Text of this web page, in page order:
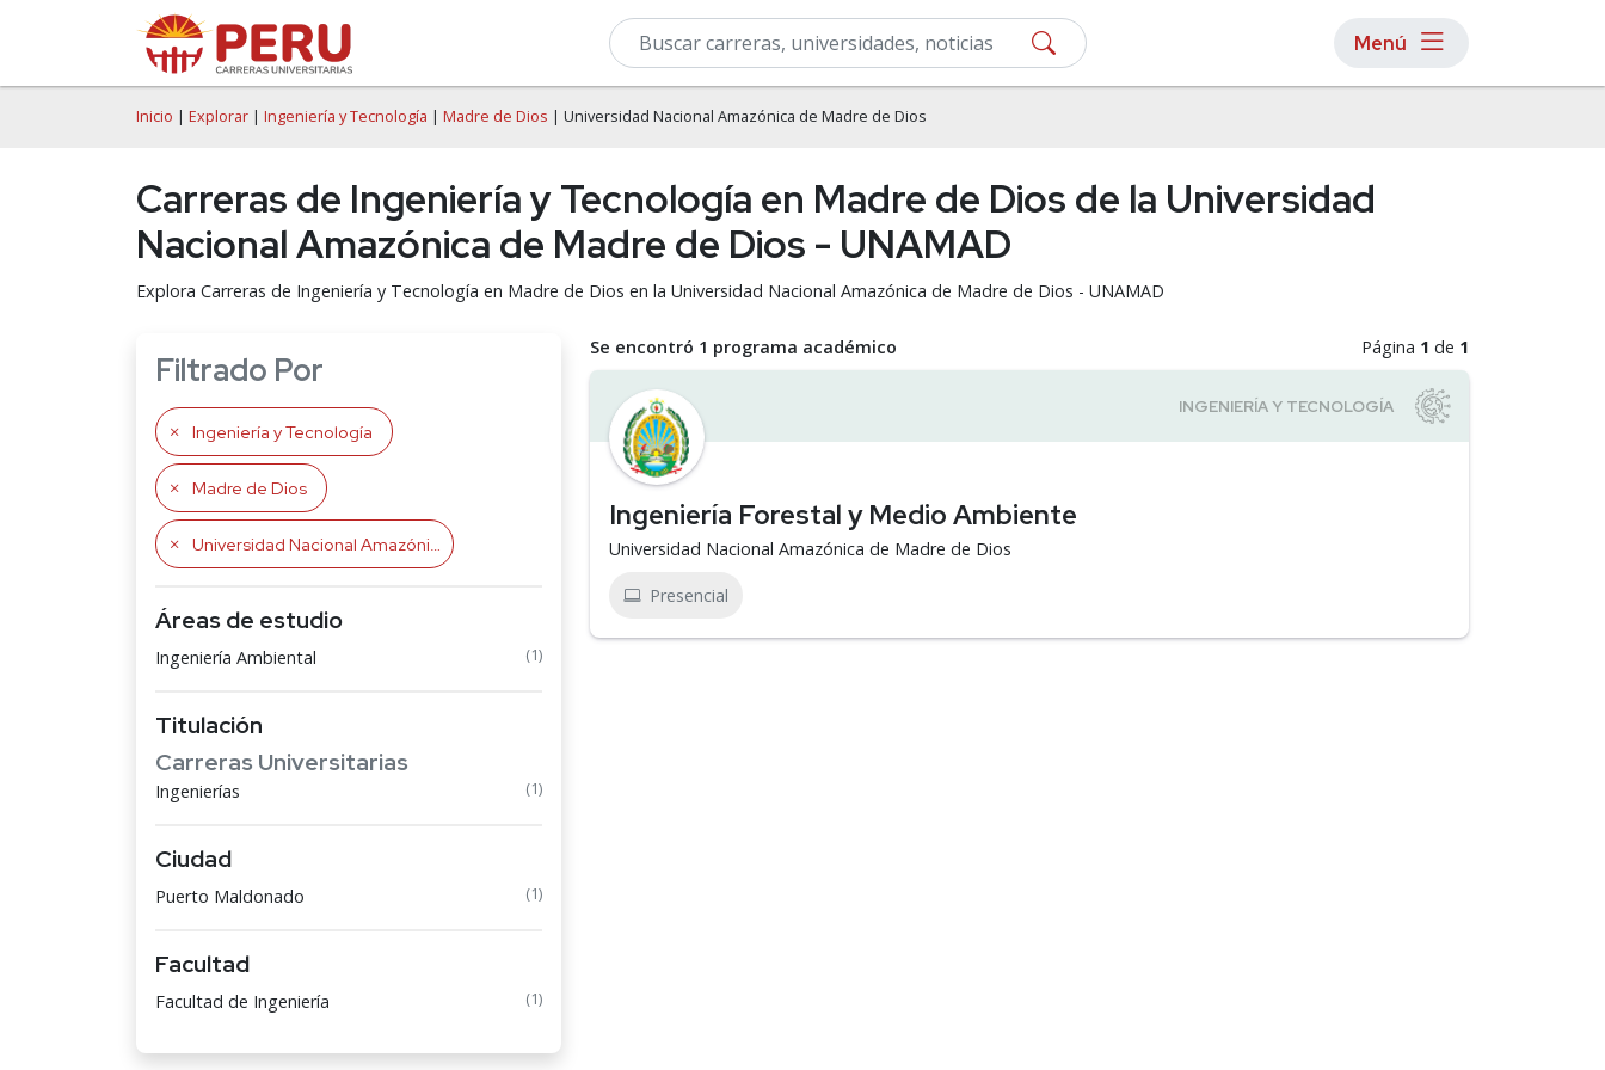
Menú
Inicio | Explorar | Ingeniería y Tecnología | Madre de Dios | Universidad Nacional Amazónica de Madre de Dios
Carreras de Ingeniería y Tecnología en Madre de Dios de la Universidad
Nacional Amazónica de Madre de Dios - UNAMAD
Explora Carreras de Ingeniería y Tecnología en Madre de Dios en la Universidad Nacional Amazónica de Madre de Dios - UNAMAD
Filtrado Por
Ingeniería y Tecnología
Madre de Dios
Universidad Nacional Amazónica de Madre de Dios
Áreas de estudio
Ingeniería Ambiental (1)
Titulación
Carreras Universitarias
Ingenierías (1)
Ciudad
Puerto Maldonado (1)
Facultad
Facultad de Ingeniería (1)
Se encontró 1 programa académico Página 1 de 1
Ingeniería Forestal y Medio Ambiente
Universidad Nacional Amazónica de Madre de Dios
Presencial